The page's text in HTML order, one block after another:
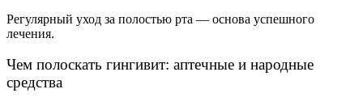
Регулярный уход за полостью рта — основа успешного
лечения.
Чем полоскать гингивит: аптечные и народные
средства